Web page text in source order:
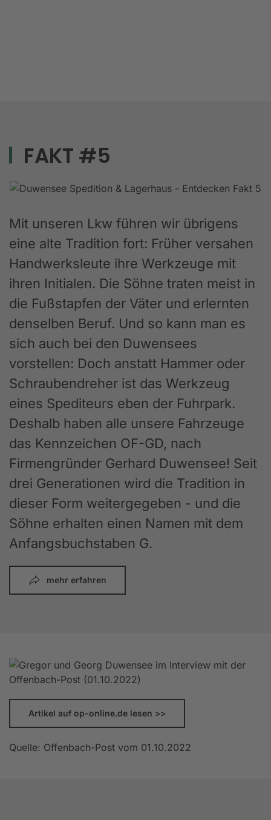
FAKT #5
Mit unseren Lkw führen wir übrigens
eine alte Tradition fort: Früher versahen
Handwerksleute ihre Werkzeuge mit
ihren Initialen. Die Söhne traten meist in
die Fußstapfen der Väter und erlernten
denselben Beruf. Und so kann man es
sich auch bei den Duwensees
vorstellen: Doch anstatt Hammer oder
Schraubendreher ist das Werkzeug
eines Spediteurs eben der Fuhrpark.
Deshalb haben alle unsere Fahrzeuge
das Kennzeichen OF-GD, nach
Firmengründer Gerhard Duwensee! Seit
drei Generationen wird die Tradition in
dieser Form weitergegeben - und die
Söhne erhalten einen Namen mit dem
Anfangsbuchstaben G.
mehr erfahren
Artikel auf op-online.de lesen >>
Quelle: Offenbach-Post vom 01.10.2022